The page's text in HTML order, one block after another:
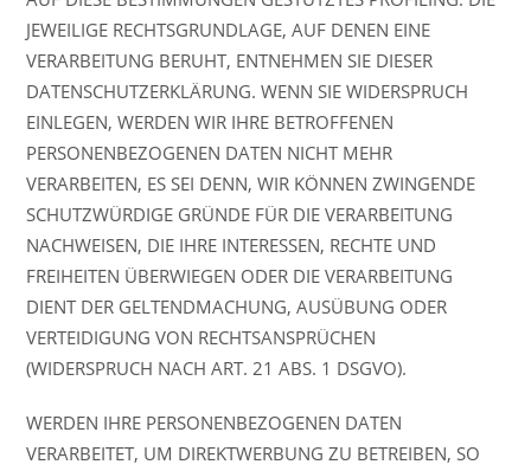
JEWEILIGE RECHTSGRUNDLAGE, AUF DENEN EINE
VERARBEITUNG BERUHT, ENTNEHMEN SIE DIESER
DATENSCHUTZERKLÄRUNG. WENN SIE WIDERSPRUCH
EINLEGEN, WERDEN WIR IHRE BETROFFENEN
PERSONENBEZOGENEN DATEN NICHT MEHR
VERARBEITEN, ES SEI DENN, WIR KÖNNEN ZWINGENDE
SCHUTZWÜRDIGE GRÜNDE FÜR DIE VERARBEITUNG
NACHWEISEN, DIE IHRE INTERESSEN, RECHTE UND
FREIHEITEN ÜBERWIEGEN ODER DIE VERARBEITUNG
DIENT DER GELTENDMACHUNG, AUSÜBUNG ODER
VERTEIDIGUNG VON RECHTSANSPRÜCHEN
(WIDERSPRUCH NACH ART. 21 ABS. 1 DSGVO).
WERDEN IHRE PERSONENBEZOGENEN DATEN
VERARBEITET, UM DIREKTWERBUNG ZU BETREIBEN, SO